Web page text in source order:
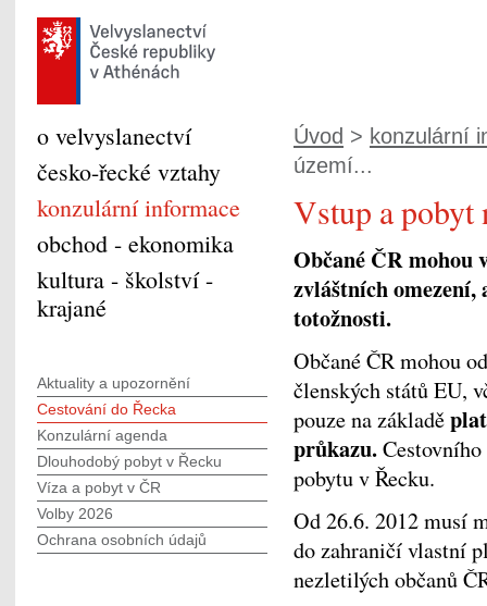
Úvod > konzulární
území...
Vstup a pobyt
Občané ČR mohou
zvláštních omezení,
totožnosti.
Občané ČR mohou
členských států EU,
pouze na základě
průkazu.
pobytu v Řecku.
Od 26.6. 2012 musí
do zahraničí vlastní
nezletilých občanů
o velvyslanectví
česko-řecké vztahy
konzulární informace
obchod - ekonomika
kultura - školství -
krajané
Aktuality a upozornění
Cestování do Řecka
Konzulární agenda
Dlouhodobý pobyt v Řecku
Víza a pobyt v ČR
Volby 2026
Ochrana osobních údajů